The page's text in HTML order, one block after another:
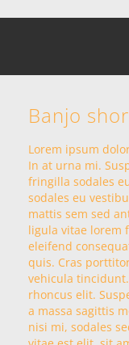
Banjo
Lorem ipsum
In at urna mi.
fringilla sodales
sodales eu
mattis sem sed
ligula vitae lorem
eleifend
quis. Cras
vehicula
rhoncus elit.
a massa sagittis
nisi mi, sodales